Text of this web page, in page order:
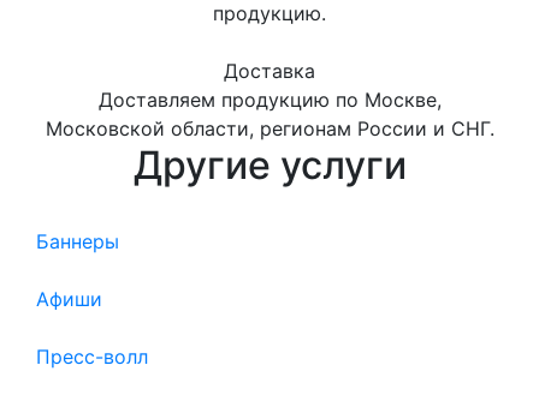
продукцию.
Доставка
Доставляем продукцию по Москве,
Московской области, регионам России и СНГ.
Другие услуги
Баннеры
Афиши
Пресс-волл